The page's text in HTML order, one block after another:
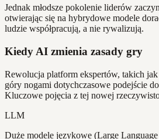
Jednak młodsze pokolenie liderów
otwierając się na hybrydowe modele
ludzie współpracują, a nie rywalizują.
Kiedy AI zmienia zasady gry
Rewolucja platform ekspertów, takich jak
góry nogami dotychczasowe podejście
Kluczowe pojęcia z tej nowej
LLM
Duże modele językowe (Large